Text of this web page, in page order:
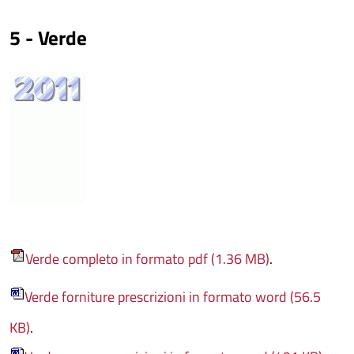
5 - Verde
Verde completo in formato pdf (1.36 MB).
Verde forniture prescrizioni in formato word (56.5
KB).